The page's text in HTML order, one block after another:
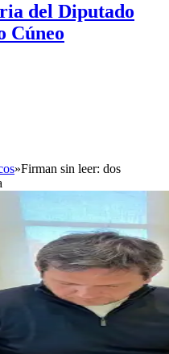
del Diputado
Cúneo
»Firman sin leer: dos